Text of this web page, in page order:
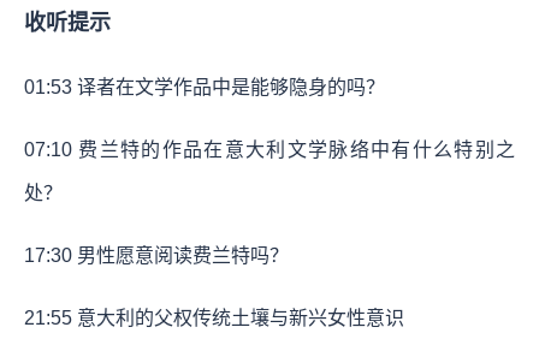
收听提示
01:53 译者在文学作品中是能够隐身的吗？
07:10 费兰特的作品在意大利文学脉络中有什么特别之
处？
17:30 男性愿意阅读费兰特吗？
21:55 意大利的父权传统土壤与新兴女性意识